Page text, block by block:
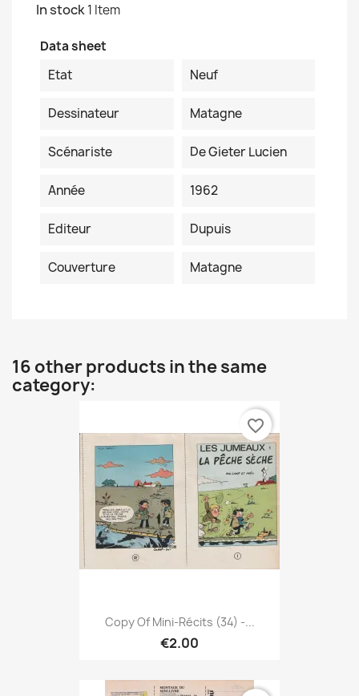
In stock1 Item
Data sheet
Etat
Neuf
Dessinateur Matagne
Scénariste De Gieter Lucien
Année 1962
Editeur Dupuis
Couverture Matagne
16 other products in the same
category:
Copy Of Mini-Récits (34) -...
€2.00
favorite_border